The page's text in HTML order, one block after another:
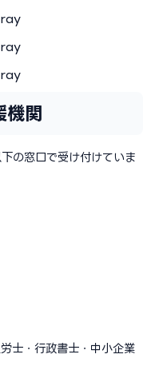
機関
の窓口で受け付けていま
士・行政書士・中小企業